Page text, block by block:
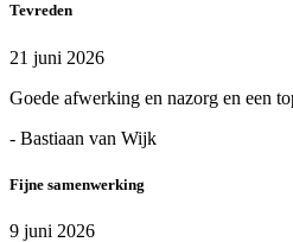
Tevreden
21 juni 2026
Goede afwerking en nazorg en een
- Bastiaan van Wijk
Fijne samenwerking
9 juni 2026